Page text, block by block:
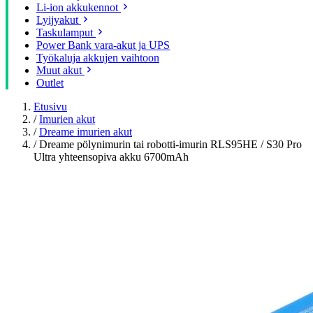
Li-ion akkukennot
Lyijyakut
Taskulamput
Power Bank vara-akut ja UPS
Työkaluja akkujen vaihtoon
Muut akut
Outlet
Etusivu
/ Imurien akut
/ Dreame imurien akut
/ Dreame pölynimurin tai robotti-imurin RLS95HE / S30 Pro
Ultra yhteensopiva akku 6700mAh